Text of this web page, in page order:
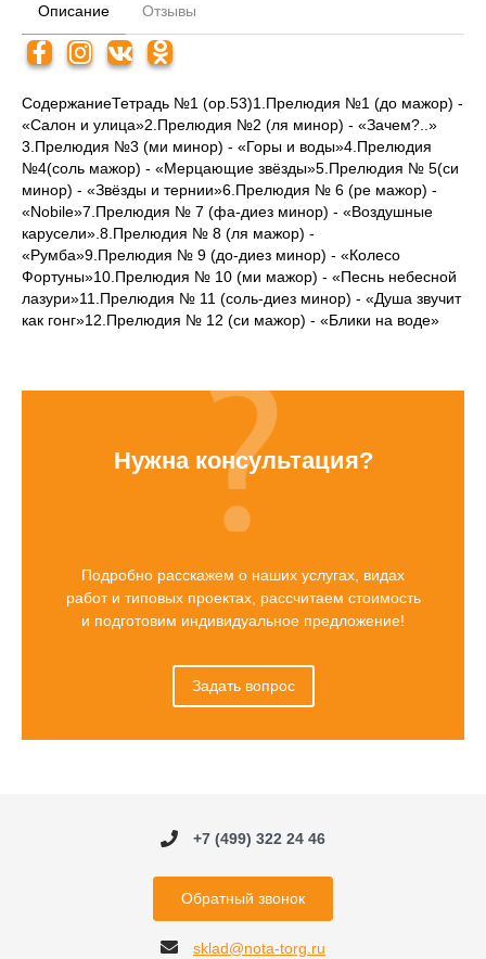
Описание Отзывы
СодержаниеТетрадь №1 (ор.53)1.Прелюдия №1 (до мажор) -
«Салон и улица»2.Прелюдия №2 (ля минор) - «Зачем?..»
3.Прелюдия №3 (ми минор) - «Горы и воды»4.Прелюдия
№4(соль мажор) - «Мерцающие звёзды»5.Прелюдия № 5(си
минор) - «Звёзды и тернии»6.Прелюдия № 6 (ре мажор) -
«Nobile»7.Прелюдия № 7 (фа-диез минор) - «Воздушные
карусели».8.Прелюдия № 8 (ля мажор) -
«Румба»9.Прелюдия № 9 (до-диез минор) - «Колесо
Фортуны»10.Прелюдия № 10 (ми мажор) - «Песнь небесной
лазури»11.Прелюдия № 11 (соль-диез минор) - «Душа звучит
как гонг»12.Прелюдия № 12 (си мажор) - «Блики на воде»
Нужна консультация?
Подробно расскажем о наших услугах, видах
работ и типовых проектах, рассчитаем стоимость
и подготовим индивидуальное предложение!
Задать вопрос
+7 (499) 322 24 46
Обратный звонок
sklad@nota-torg.ru